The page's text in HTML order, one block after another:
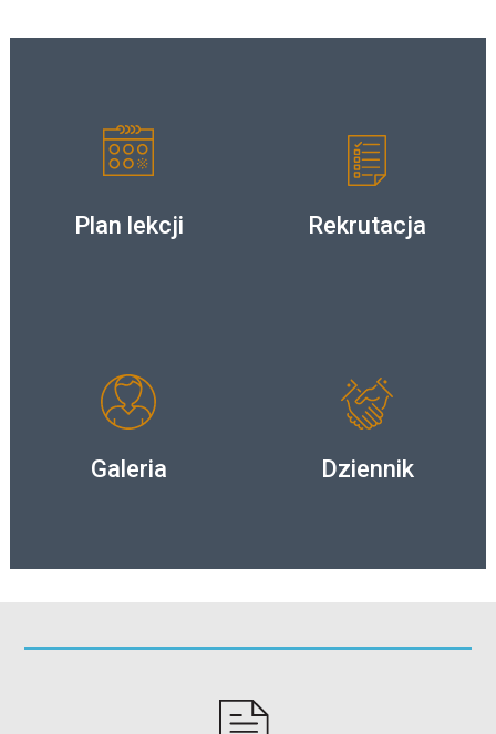
Plan lekcji Rekrutacja
Galeria Dziennik